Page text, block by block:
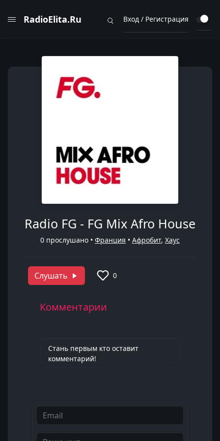
RadioElita.Ru Вход / Регистрация
Radio FG - FG Mix Afro House
0 прослушано • Франция • Афробит, Хаус
Слушать 0
Комментарии
Стань первым кто оставит
комментарий!